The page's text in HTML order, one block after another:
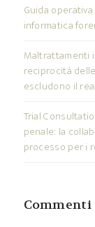
Guida
informatica
Maltrattamenti
reciprocità
escludono il
Trial
penale: la
processo per i